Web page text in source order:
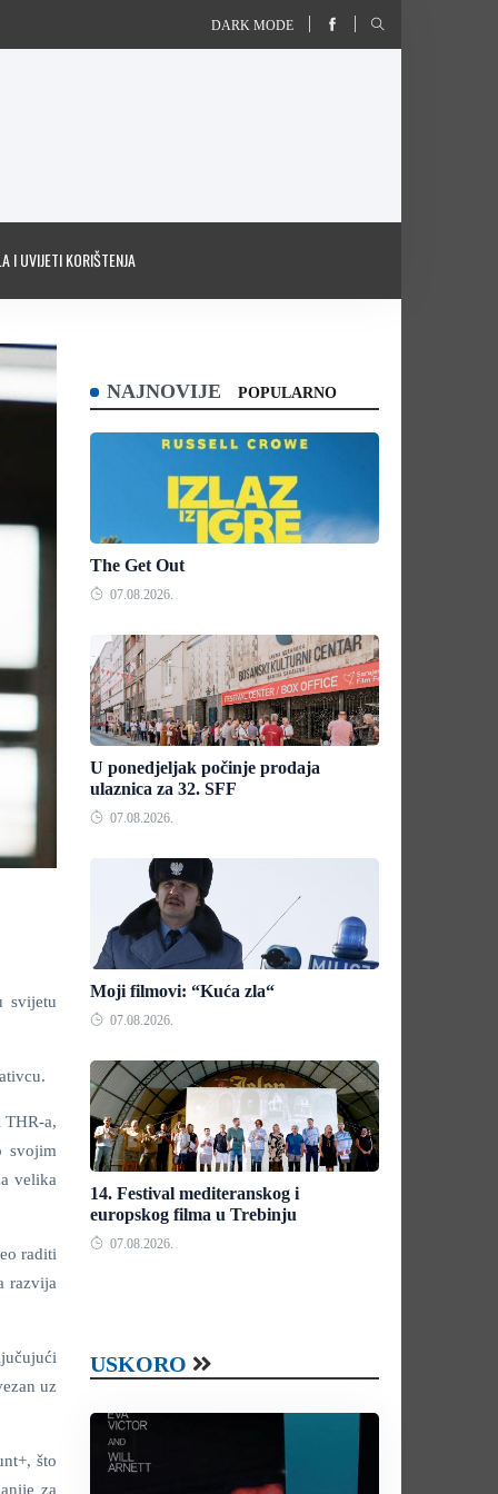
DARK MODE
I UVIJETI KORIŠTENJA
svijetu
THR-a,
svojim
velika
raditi
razvija
uz
što
za
NAJNOVIJE POPULARNO
The Get Out
07.08.2026.
U ponedjeljak počinje prodaja
ulaznica za 32. SFF
07.08.2026.
Moji filmovi: “Kuća zla“
07.08.2026.
14. Festival mediteranskog i
europskog filma u Trebinju
07.08.2026.
USKORO